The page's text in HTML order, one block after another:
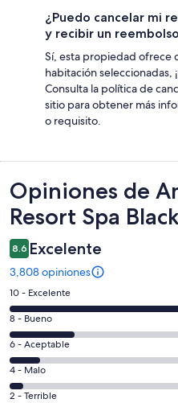
¿Puedo cancelar mi
y recibir un
Sí, esta propiedad ofrece
habitación
Consulta la política de
sitio para obtener más
o requisito.
Opiniones
Opiniones de
Resort Spa
8.6 Excelente
3,808 opiniones
Puntuación
de
10,
es
decir,
Excelente.
Basada
10 - Excelente
Puntuación
de
8,
es
decir,
8 - Bueno
Puntuación
de
6,
es
6 - Aceptable
Puntuación
de
4 - Malo
Puntuación
2 - Terrible